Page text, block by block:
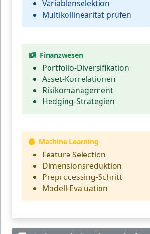
Variablenselektion
Multikollinearität prüfen
Finanzwesen
Portfolio-Diversifikation
Asset-Korrelationen
Risikomanagement
Hedging-Strategien
Machine Learning
Feature Selection
Dimensionsreduktion
Preprocessing-Schritt
Modell-Evaluation